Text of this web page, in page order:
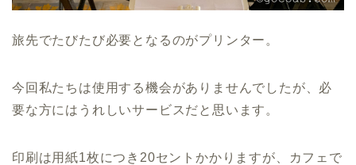
旅先でたびたび必要となるのがプリンター。
今回私たちは使用する機会がありませんでしたが、必
要な方にはうれしいサービスだと思います。
印刷は用紙1枚につき20セントかかりますが、カフェで